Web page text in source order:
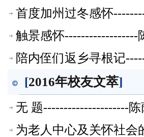
首度加州过冬感怀
触景感怀------------------
陪内侄们返乡寻根记
[2016年校友文萃]
无 题---------------------
为老人中心及关怀社会